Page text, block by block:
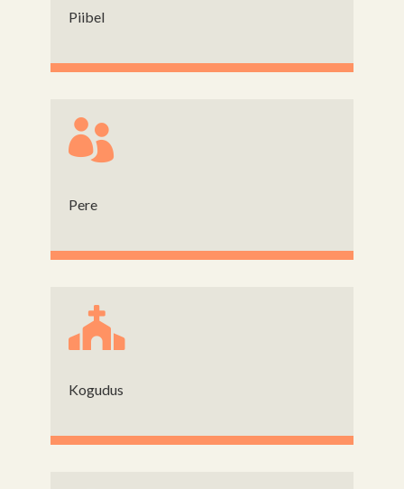
Piibel

Pere

Kogudus